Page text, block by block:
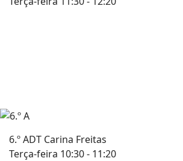
6.º ADT Carina Freitas
Terça-feira 10:30 - 11:20